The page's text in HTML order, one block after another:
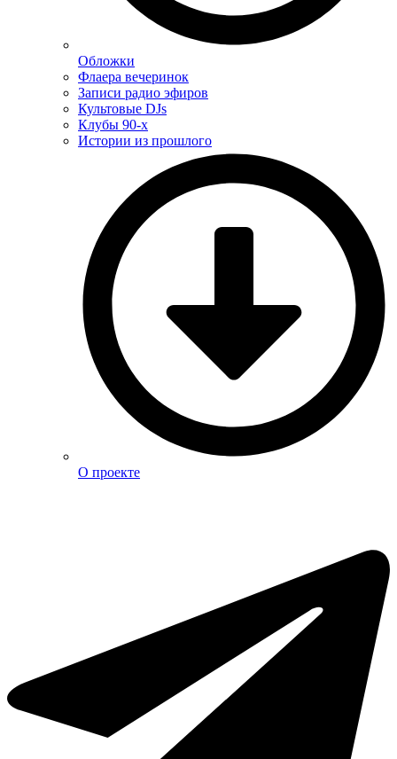
Обложки
Флаера вечеринок
Записи радио эфиров
Культовые DJs
Клубы 90-х
Истории из прошлого
О проекте